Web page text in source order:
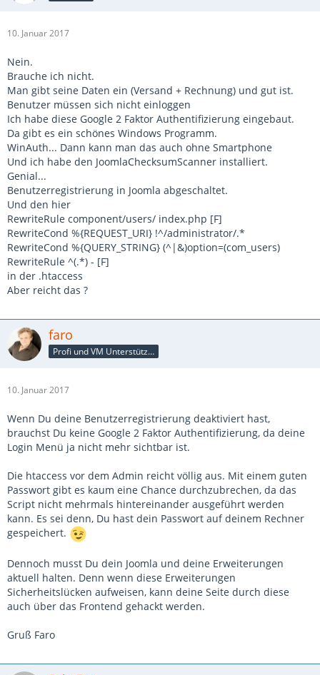
10. Januar 2017
Nein.
Brauche ich nicht.
Man gibt seine Daten ein (Versand + Rechnung) und gut ist.
Benutzer müssen sich nicht einloggen
Ich habe diese Google 2 Faktor Authentifizierung eingebaut.
Da gibt es ein schönes Windows Programm.
WinAuth... Dann kann man das auch ohne Smartphone
Und ich habe den JoomlaChecksumScanner installiert.
Genial...
Benutzerregistrierung in Joomla abgeschaltet.
Und den hier
RewriteRule component/users/ index.php [F]
RewriteCond %{REQUEST_URI} !^/administrator/.*
RewriteCond %{QUERY_STRING} (^|&)option=(com_users)
RewriteRule ^(.*) - [F]
in der .htaccess
Aber reicht das ?
faro
Profi und VM Unterstützer
10. Januar 2017
Wenn Du deine Benutzerregistrierung deaktiviert hast,
brauchst Du keine Google 2 Faktor Authentifizierung, da deine
Login Menü ja nicht mehr sichtbar ist.
Die htaccess vor dem Admin reicht völlig aus. Mit einem guten
Passwort gibt es kaum eine Chance durchzubrechen, da das
Script nicht mehrmals hintereinander ausgeführt werden
kann. Es sei denn, Du hast dein Passwort auf deinem Rechner
gespeichert.
Dennoch musst Du dein Joomla und deine Erweiterungen
aktuell halten. Denn wenn diese Erweiterungen
Sicherheitslücken aufweisen, kann deine Seite durch diese
auch über das Frontend gehackt werden.
Gruß Faro